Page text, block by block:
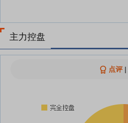
主力控盘
点评|